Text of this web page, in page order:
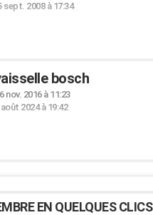
sept. 2008 à 17:34
bosch
nov. 2016 à 11:23
2024 à 19:42
EN QUELQUES CLICS